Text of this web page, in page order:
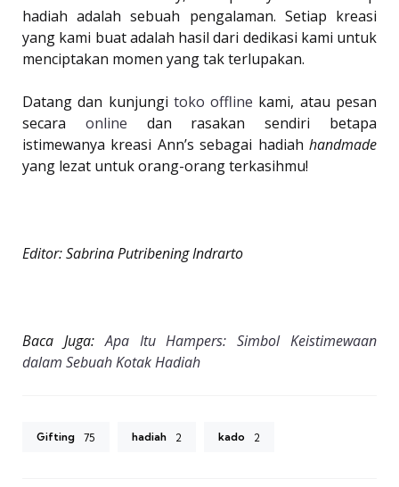
hadiah adalah sebuah pengalaman. Setiap kreasi
yang kami buat adalah hasil dari dedikasi kami untuk
menciptakan momen yang tak terlupakan.
Datang dan kunjungi toko offline kami, atau pesan
secara online dan rasakan sendiri betapa
istimewanya kreasi Ann’s sebagai hadiah handmade
yang lezat untuk orang-orang terkasihmu!
Editor: Sabrina Putribening Indrarto
Baca Juga:Apa Itu Hampers: Simbol Keistimewaan
dalam Sebuah Kotak Hadiah
Gifting 75 hadiah 2 kado 2